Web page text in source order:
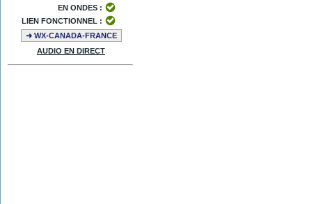
EN ONDES :
LIEN FONCTIONNEL :
➜ WX-CANADA-FRANCE
AUDIO EN DIRECT